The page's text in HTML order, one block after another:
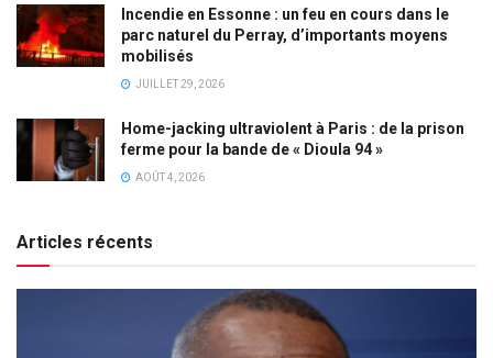
Incendie en Essonne : un feu en cours dans le
parc naturel du Perray, d’importants moyens
mobilisés
JUILLET 29, 2026
Home-jacking ultraviolent à Paris : de la prison
ferme pour la bande de « Dioula 94 »
AOÛT 4, 2026
Articles récents